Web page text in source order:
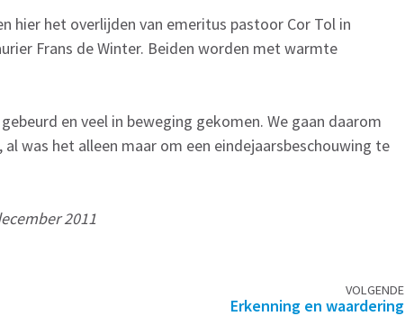
hier het overlijden van emeritus pastoor Cor Tol in
Frans de Winter. Beiden worden met warmte
en veel in beweging gekomen. We gaan daarom
was het alleen maar om een eindejaarsbeschouwing te
2011
VOLGENDE
Erkenning en waardering